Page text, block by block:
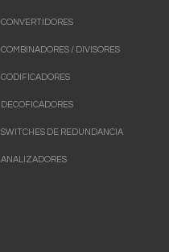
CONVERTIDORES
COMBINADORES / DIVISORES
CODIFICADORES
DECOFICADORES
SWITCHES DE REDUNDANCIA
ANALIZADORES